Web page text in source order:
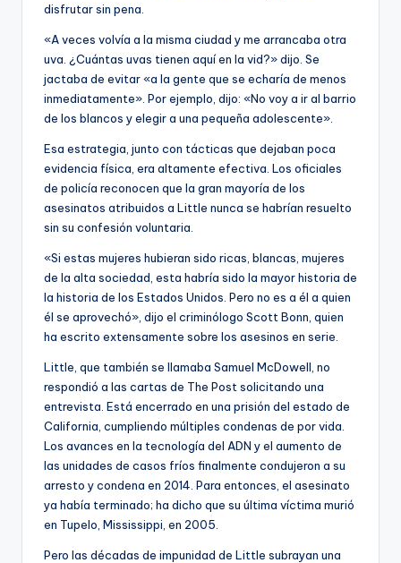
disfrutar sin pena.
«A veces volvía a la misma ciudad y me arrancaba otra
uva. ¿Cuántas uvas tienen aquí en la vid?» dijo. Se
jactaba de evitar «a la gente que se echaría de menos
inmediatamente». Por ejemplo, dijo: «No voy a ir al barrio
de los blancos y elegir a una pequeña adolescente».
Esa estrategia, junto con tácticas que dejaban poca
evidencia física, era altamente efectiva. Los oficiales
de policía reconocen que la gran mayoría de los
asesinatos atribuidos a Little nunca se habrían resuelto
sin su confesión voluntaria.
«Si estas mujeres hubieran sido ricas, blancas, mujeres
de la alta sociedad, esta habría sido la mayor historia de
la historia de los Estados Unidos. Pero no es a él a quien
él se aprovechó», dijo el criminólogo Scott Bonn, quien
ha escrito extensamente sobre los asesinos en serie.
Little, que también se llamaba Samuel McDowell, no
respondió a las cartas de The Post solicitando una
entrevista. Está encerrado en una prisión del estado de
California, cumpliendo múltiples condenas de por vida.
Los avances en la tecnología del ADN y el aumento de
las unidades de casos fríos finalmente condujeron a su
arresto y condena en 2014. Para entonces, el asesinato
ya había terminado; ha dicho que su última víctima murió
en Tupelo, Mississippi, en 2005.
Pero las décadas de impunidad de Little subrayan una